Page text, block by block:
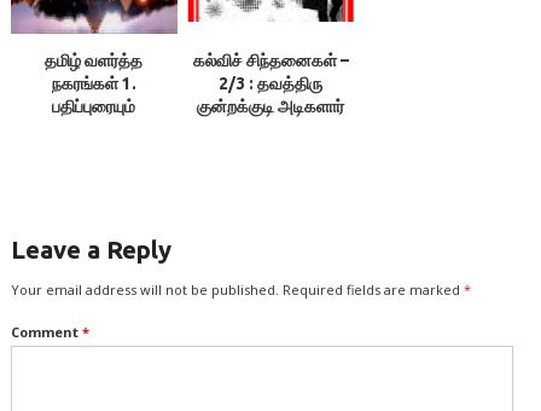
தமிழ் வளர்த்த
நகரங்கள் 1.
பதிப்புரையும்
கல்விச் சிந்தனைகள் –
2/3 : தவத்திரு
குன்றக்குடி அடிகளார்
Leave a Reply
Your email address will not be published. Required fields are marked *
Comment *